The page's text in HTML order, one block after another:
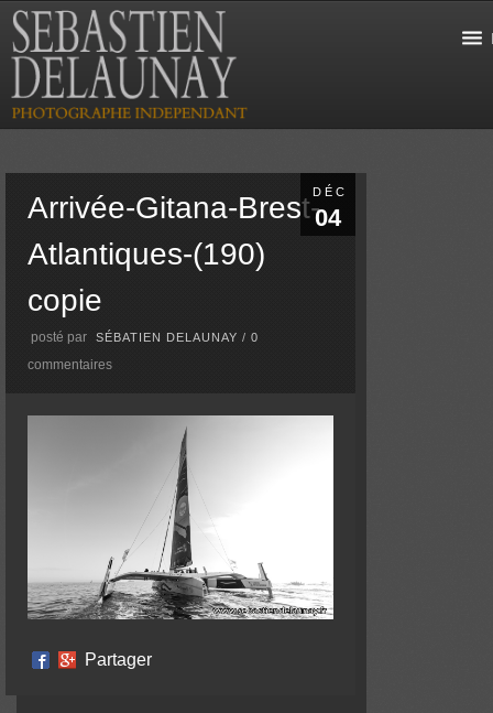
DÉC
04
Arrivée-Gitana-Brest-
Atlantiques-(190)
copie
posté par SÉBATIEN DELAUNAY /0
commentaires
Partager